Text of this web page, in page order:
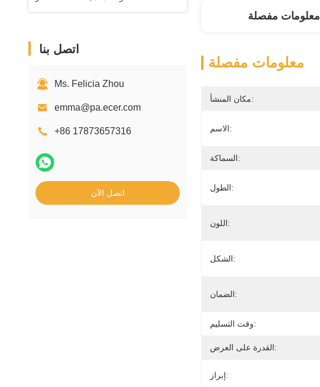
اتصل بنا
Ms. Felicia Zhou
emma@pa.ecer.com
+86 17873657316
اتصل الآن
معلومات مفصلة
معلومات مفصلة
مكان المنشأ:
الاسم:
السماكة:
الطول:
اللون:
الشكل:
الضمان:
وقت التسليم:
القدرة على العرض:
إبراز: